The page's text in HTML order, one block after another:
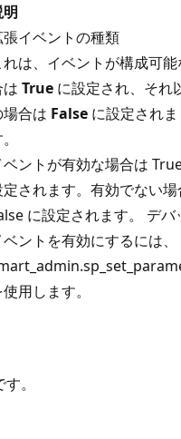
張イベントの種類
れは、イベントが構成可
True に設定され、それ
合は False に設定されま
ベントが有効な場合は
定されます。有効でない
に設定されます。 デバ
ベントを有効にするには、
使用します。
。